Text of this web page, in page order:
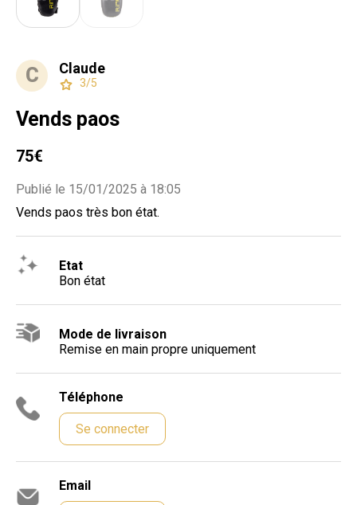
C Claude
3/5
Vends paos
75€
Publié le 15/01/2025 à 18:05
Vends paos très bon état.
Etat
Bon état
Mode de livraison
Remise en main propre uniquement
Téléphone
Se connecter
Email